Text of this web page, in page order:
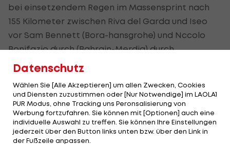
bei einsetzendem Regen im Massensprint nach
155 Kilometer zwischen Riva del Garda und Iseo
vor Sam Bennett (Bora-hansgrohe) und Nccolo
Bonifazio durch (Bahrain-Merdia) durch.
Das Rosa-Trikot des Gesamtführenden bleibt
nach wie vor beim Briten Simon Yates
(Mitechlton-Scott), der seinen 56-Sekunden-
Vorsprung auf Titelverteidiger Tom Dumoulin
verteidgt.
Datenschutz
Wählen Sie [Alle Akzeptieren] um allen Zwecken, Cookies
und Diensten zuzustimmen oder [Nur Notwendige] im LAOLA1
PUR Modus, ohne Tracking uns Peronsalisierung von
Werbung fortzufahren. Sie können mit [Optionen] auch eine
individuelle Auswahl zu treffen. Sie können Ihre Einstellungen
jederzeit über den Button links unten bzw. über den Link in
der Fußzeile anpassen.